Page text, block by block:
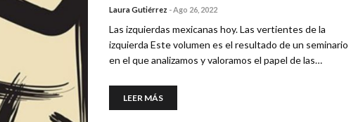
Laura Gutiérrez -Ago 26, 2022
Las izquierdas mexicanas hoy. Las vertientes de la
izquierda Este volumen es el resultado de un seminario
en el que analizamos y valoramos el papel de las…
LEER MÁS